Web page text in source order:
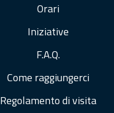
Orari
Iniziative
F.A.Q.
Come raggiungerci
Regolamento di visita